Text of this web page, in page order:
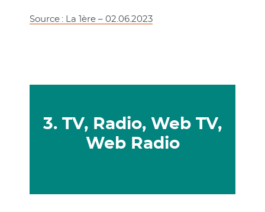
Source : La 1ère – 02.06.2023
3. TV, Radio, Web TV,
Web Radio